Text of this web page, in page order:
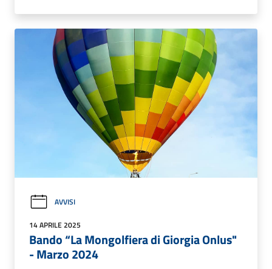
AVVISI
14 APRILE 2025
Bando “La Mongolfiera di Giorgia Onlus"
- Marzo 2024